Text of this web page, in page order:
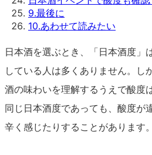
9.最後に
10.あわせて読みたい
日本酒を選ぶとき、「日本酒度」
している人は多くありません。し
酒の味わいを理解するうえで酸度
同じ日本酒度であっても、酸度が
辛く感じたりすることがあります。